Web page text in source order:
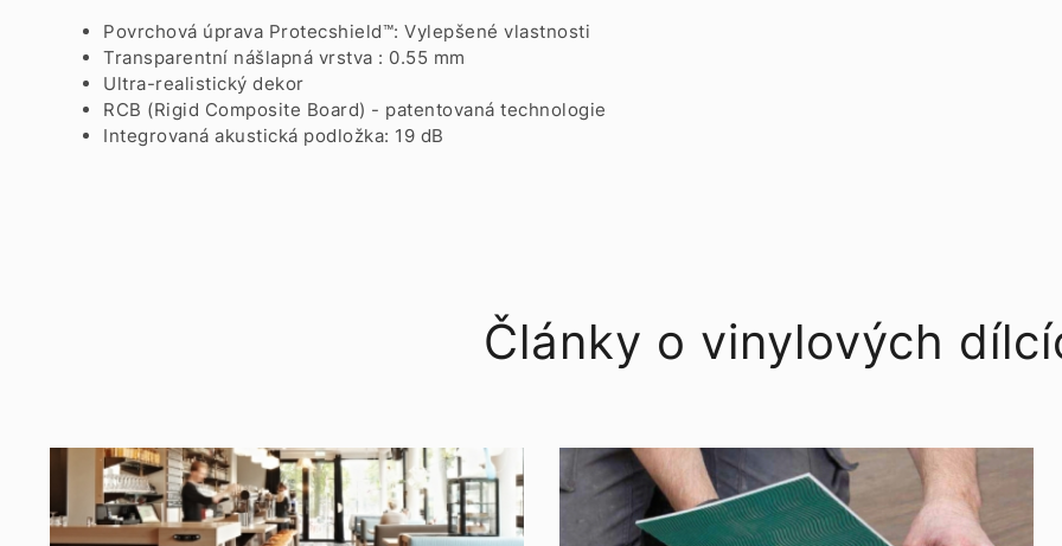
Povrchová úprava Protecshield™: Vylepšené vlastnosti
Transparentní nášlapná vrstva : 0.55 mm
Ultra-realistický dekor
RCB (Rigid Composite Board) - patentovaná technologie
Integrovaná akustická podložka: 19 dB
Články o vinylových